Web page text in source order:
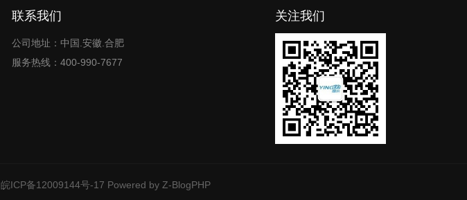
联系我们
公司地址：中国.安徽.合肥
服务热线：400-990-7677
关注我们
皖ICP备12009144号-17 Powered by Z-BlogPHP